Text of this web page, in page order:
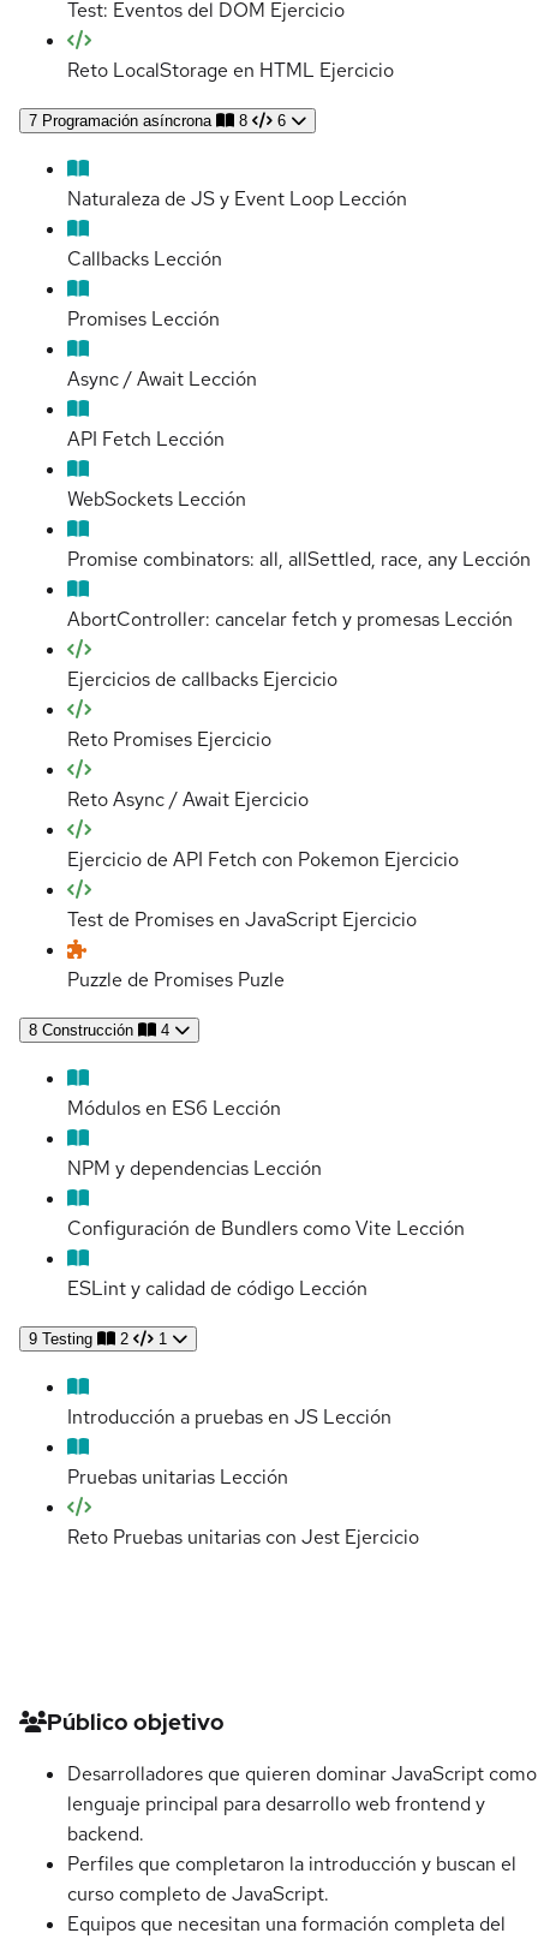
Test: Eventos del DOM Ejercicio
Reto LocalStorage en HTML Ejercicio
7 Programación asíncrona 8 6
Naturaleza de JS y Event Loop Lección
Callbacks Lección
Promises Lección
Async / Await Lección
API Fetch Lección
WebSockets Lección
Promise combinators: all, allSettled, race, any Lección
AbortController: cancelar fetch y promesas Lección
Ejercicios de callbacks Ejercicio
Reto Promises Ejercicio
Reto Async / Await Ejercicio
Ejercicio de API Fetch con Pokemon Ejercicio
Test de Promises en JavaScript Ejercicio
Puzzle de Promises Puzle
8 Construcción 4
Módulos en ES6 Lección
NPM y dependencias Lección
Configuración de Bundlers como Vite Lección
ESLint y calidad de código Lección
9 Testing 2 1
Introducción a pruebas en JS Lección
Pruebas unitarias Lección
Reto Pruebas unitarias con Jest Ejercicio
Detalles del curso
Público objetivo
Desarrolladores que quieren dominar JavaScript como
lenguaje principal para desarrollo web frontend y
backend.
Perfiles que completaron la introducción y buscan el
curso completo de JavaScript.
Equipos que necesitan una formación completa del